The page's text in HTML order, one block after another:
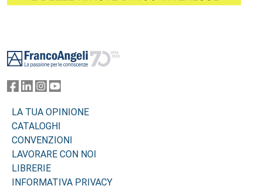
LA TUA OPINIONE
CATALOGHI
CONVENZIONI
LAVORARE CON NOI
LIBRERIE
INFORMATIVA PRIVACY